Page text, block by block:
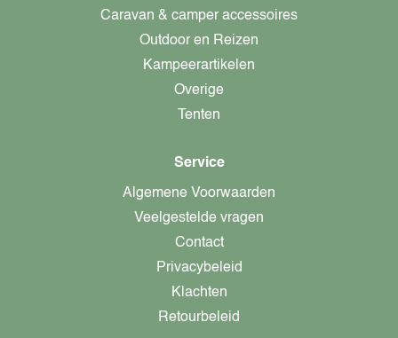
Caravan & camper accessoires
Outdoor en Reizen
Kampeerartikelen
Overige
Tenten
Service
Algemene Voorwaarden
Veelgestelde vragen
Contact
Privacybeleid
Klachten
Retourbeleid